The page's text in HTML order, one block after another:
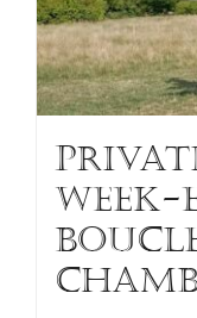
WEEK-